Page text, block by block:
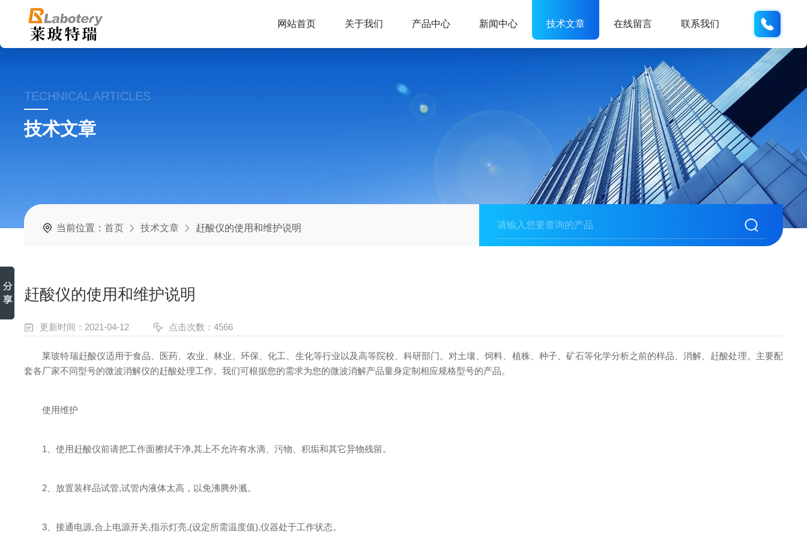
网站首页 关于我们 产品中心 新闻中心 技术文章 在线留言 联系我们
TECHNICAL ARTICLES
技术文章
当前位置：首页 技术文章 赶酸仪的使用和维护说明
赶酸仪的使用和维护说明
更新时间：2021-04-12 点击次数：4566
莱玻特瑞赶酸仪适用于食品、医药、农业、林业、环保、化工、生化等行业以及高等院校、科研部门。对土壤、饲料、植株、种子、矿石等化学分析之前的样品、消解、赶酸处理。主要配
套各厂家不同型号的微波消解仪的赶酸处理工作。我们可根据您的需求为您的微波消解产品量身定制相应规格型号的产品。
使用维护
1、使用赶酸仪前请把工作面擦拭干净,其上不允许有水滴、污物、积垢和其它异物残留。
2、放置装样品试管,试管内液体太高，以免沸腾外溅。
3、接通电源,合上电源开关,指示灯亮,(设定所需温度值),仪器处于工作状态。